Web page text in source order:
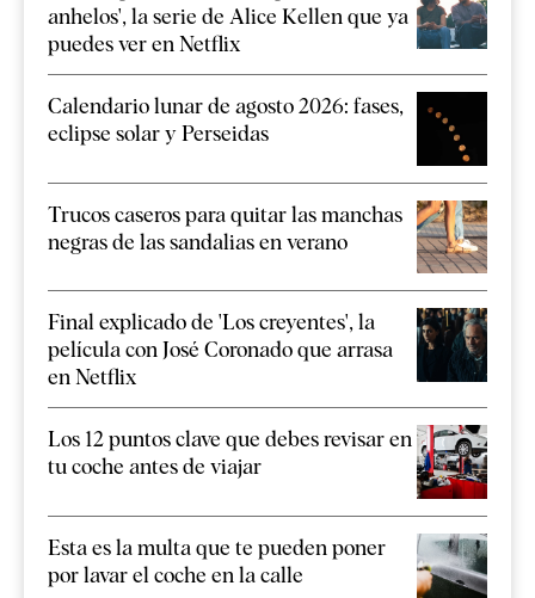
anhelos', la serie de Alice Kellen que ya
puedes ver en Netflix
Calendario lunar de agosto 2026: fases,
eclipse solar y Perseidas
Trucos caseros para quitar las manchas
negras de las sandalias en verano
Final explicado de 'Los creyentes', la
película con José Coronado que arrasa
en Netflix
Los 12 puntos clave que debes revisar en
tu coche antes de viajar
Esta es la multa que te pueden poner
por lavar el coche en la calle